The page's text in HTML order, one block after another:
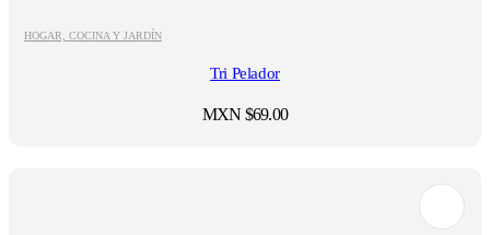
HOGAR, COCINA Y JARDÍN
Tri Pelador
MXN $69.00